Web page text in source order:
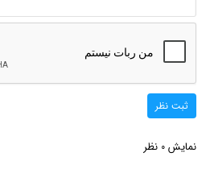
ثبت نظر
نمایش 0 نظر